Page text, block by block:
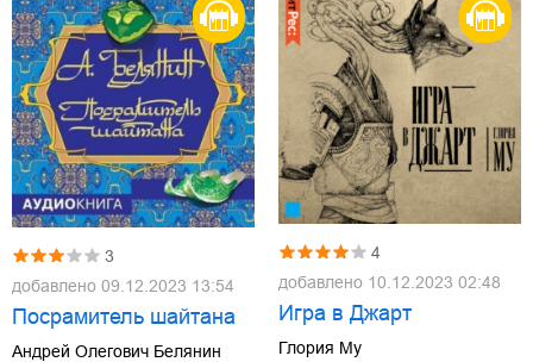
3
добавлено 09.12.2023 13:54
Посрамитель шайтана
Андрей Олегович Белянин
4
добавлено 10.12.2023 02:48
Игра в Джарт
Глория Му